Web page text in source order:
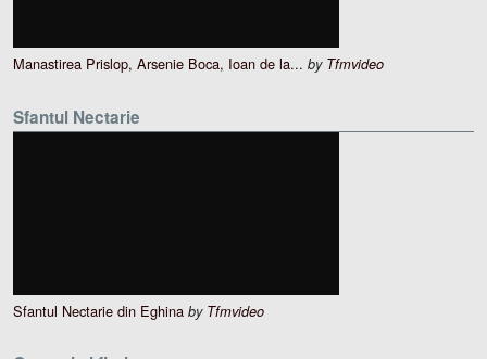
Manastirea Prislop, Arsenie Boca, Ioan de la... by Tfmvideo
Sfantul Nectarie
Sfantul Nectarie din Eghina by Tfmvideo